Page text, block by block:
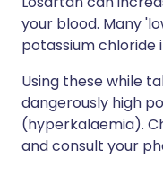
your blood. Many
potassium chloride
Using these while
dangerously high
(hyperkalaemia).
and consult your